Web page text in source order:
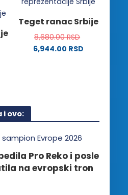
proizvoda.
Teget ranac Srbije
8,680.00RSD
6,944.00 RSD
i ovo:
Pro Reko i posle
na evropski tron